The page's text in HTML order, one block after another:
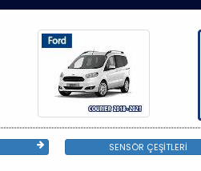
SENSÖR ÇEŞİTLERİ